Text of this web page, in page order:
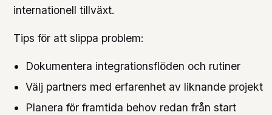
internationell tillväxt.
Tips för att slippa problem:
Dokumentera integrationsflöden och rutiner
Välj partners med erfarenhet av liknande projekt
Planera för framtida behov redan från start